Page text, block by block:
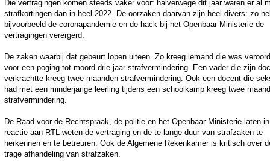
Die vertragingen komen steeds vaker voor: halverwege dit jaar waren er al
strafkortingen dan in heel 2022. De oorzaken daarvan zijn heel divers: zo
bijvoorbeeld de coronapandemie en de hack bij het Openbaar Ministerie de
vertragingen verergerd.
De zaken waarbij dat gebeurt lopen uiteen. Zo kreeg iemand die was
voor een poging tot moord drie jaar strafvermindering. Een vader die zijn
verkrachtte kreeg twee maanden strafvermindering. Ook een docent die
had met een minderjarige leerling tijdens een schoolkamp kreeg twee
strafvermindering.
De Raad voor de Rechtspraak, de politie en het Openbaar Ministerie laten
reactie aan RTL weten de vertraging en de te lange duur van strafzaken te
herkennen en te betreuren. Ook de Algemene Rekenkamer is kritisch over
trage afhandeling van strafzaken.